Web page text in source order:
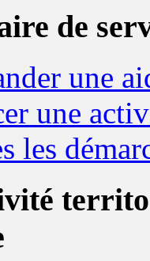
de
une
une
les